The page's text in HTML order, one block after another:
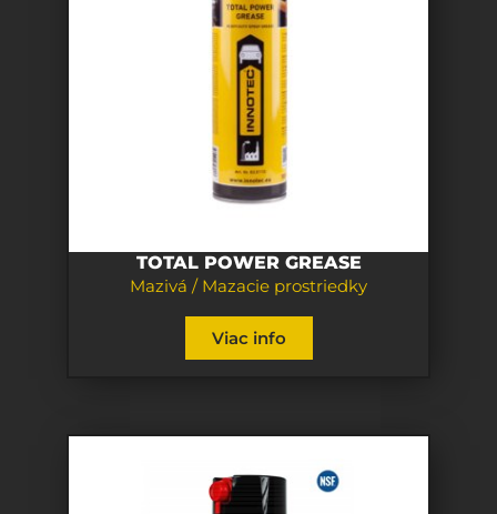
TOTAL POWER GREASE
Mazivá / Mazacie prostriedky
Viac info